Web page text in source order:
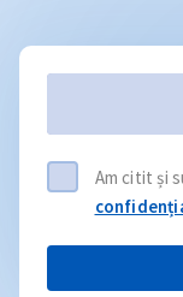
Am citit și